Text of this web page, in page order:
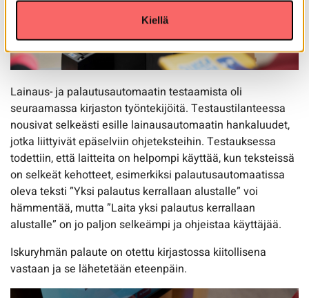
Kiellä
Lainaus- ja palautusautomaatin testaamista oli
seuraamassa kirjaston työntekijöitä. Testaustilanteessa
nousivat selkeästi esille lainausautomaatin hankaluudet,
jotka liittyivät epäselviin ohjeteksteihin. Testauksessa
todettiin, että laitteita on helpompi käyttää, kun teksteissä
on selkeät kehotteet, esimerkiksi palautusautomaatissa
oleva teksti ”Yksi palautus kerrallaan alustalle” voi
hämmentää, mutta ”Laita yksi palautus kerrallaan
alustalle” on jo paljon selkeämpi ja ohjeistaa käyttäjää.
Iskuryhmän palaute on otettu kirjastossa kiitollisena
vastaan ja se lähetetään eteenpäin.